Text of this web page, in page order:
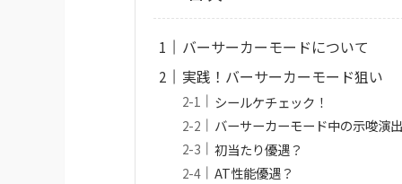
バーサーカーモードについて
実践！バーサーカーモード狙い
シールケチェック！
バーサーカーモード中の示唆演
初当たり優遇？
AT性能優遇？